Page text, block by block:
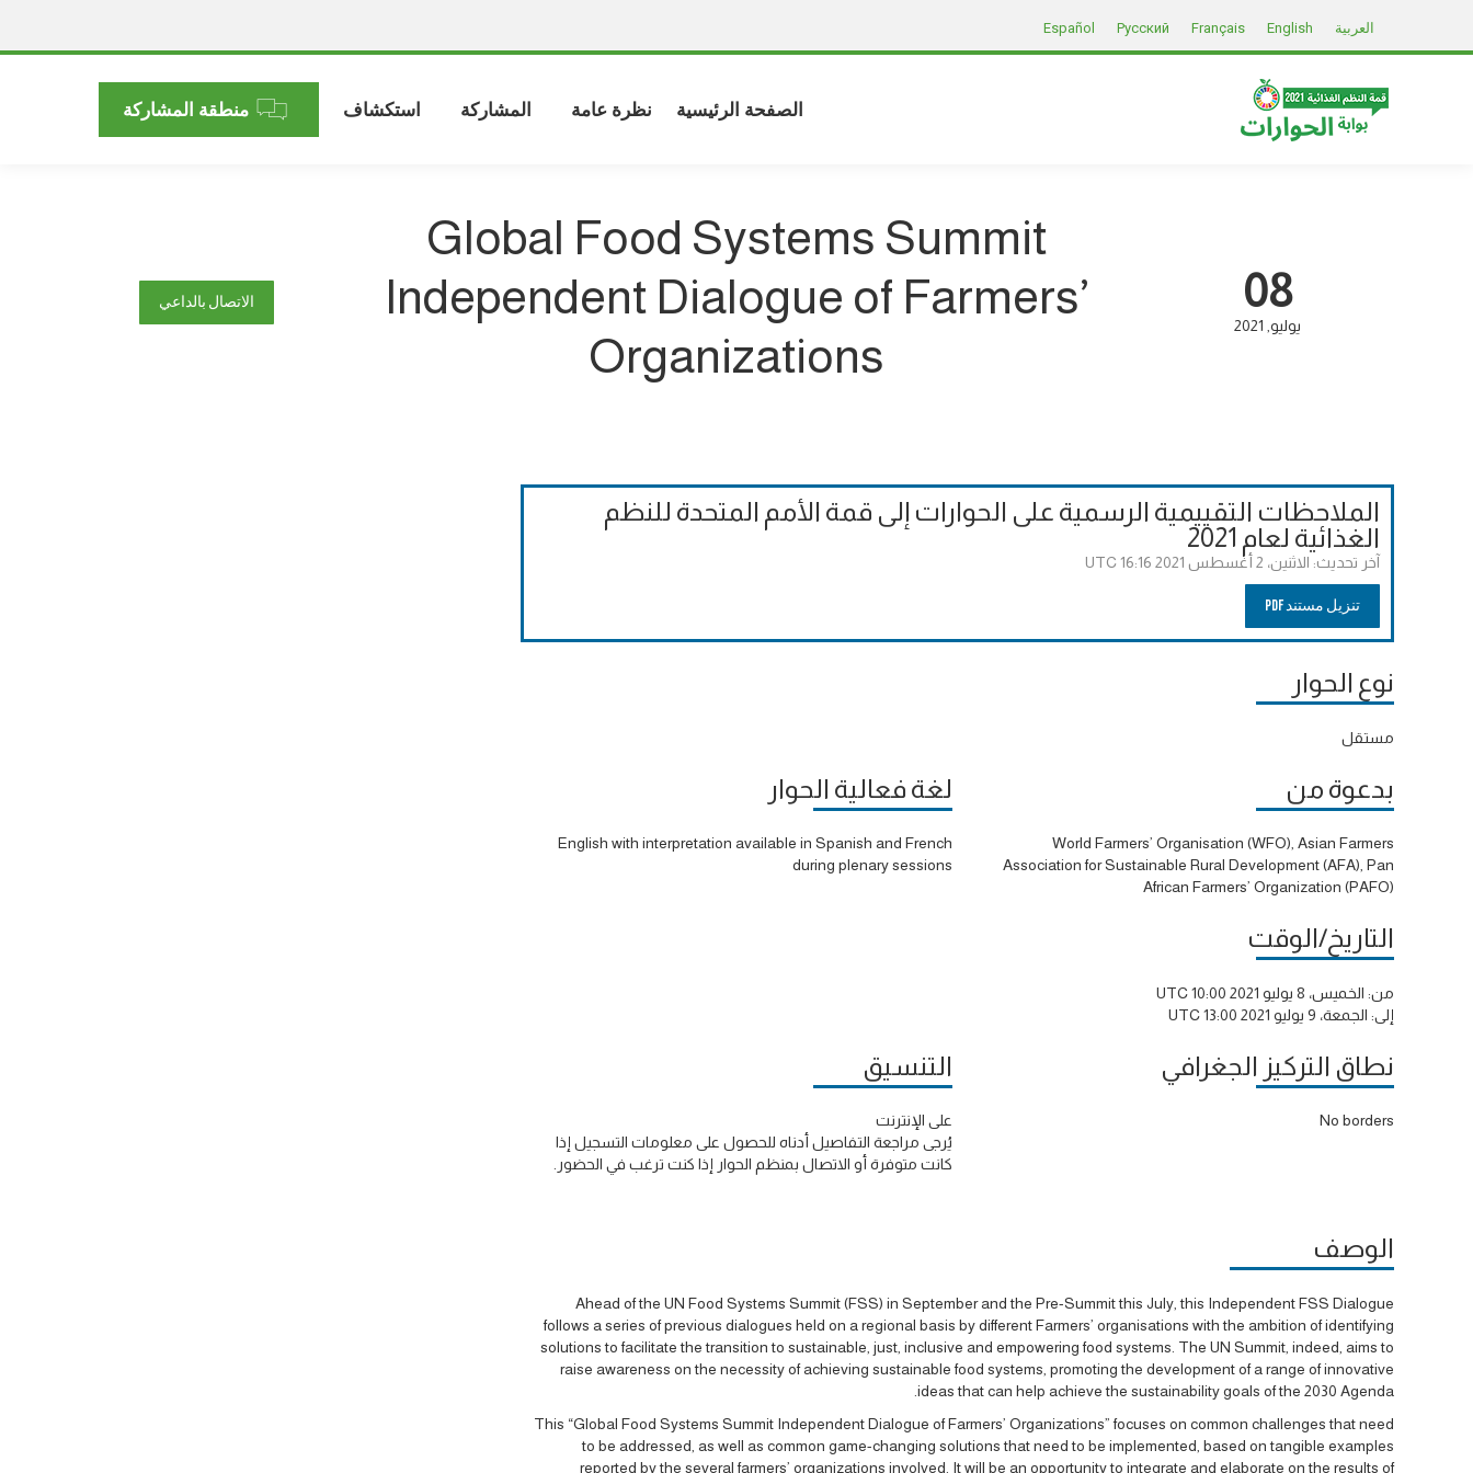
العربية English
Français
Русский
Español
الصفحة الرئيسية نظرة عامة المشاركة استكشاف منطقة المشاركة
08
يوليو 2021
Global Food Systems Summit
Independent Dialogue of Farmers’
Organizations
الاتصال بالداعي
الملاحظات التقييمية الرسمية على الحوارات إلى قمة الأمم المتحدة للنظم
الغذائية لعام 2021
آخر تحديث: الاثنين، 2 أغسطس 2021 16:16 UTC
تنزيل مستند PDF
نوع الحوار
مستقل
بدعوة من
World Farmers’ Organisation (WFO), Asian Farmers
Association for Sustainable Rural Development (AFA), Pan
African Farmers’ Organization (PAFO)
لغة فعالية الحوار
English with interpretation available in Spanish and French
during plenary sessions
التاريخ/الوقت
من: الخميس، 8 يوليو 2021 10:00 UTC
إلى: الجمعة، 9 يوليو 2021 13:00 UTC
نطاق التركيز الجغرافي
No borders
التنسيق
على الإنترنت
يُرجى مراجعة التفاصيل أدناه للحصول على معلومات التسجيل إذا
كانت متوفرة أو الاتصال بمنظم الحوار إذا كنت ترغب في الحضور.
الوصف
Ahead of the UN Food Systems Summit (FSS) in September and the Pre-Summit this July, this Independent FSS Dialogue
follows a series of previous dialogues held on a regional basis by different Farmers’ organisations with the ambition of identifying
solutions to facilitate the transition to sustainable, just, inclusive and empowering food systems. The UN Summit, indeed, aims to
raise awareness on the necessity of achieving sustainable food systems, promoting the development of a range of innovative
ideas that can help achieve the sustainability goals of the 2030 Agenda.
This “Global Food Systems Summit Independent Dialogue of Farmers’ Organizations” focuses on common challenges that need
to be addressed, as well as common game-changing solutions that need to be implemented, based on tangible examples
reported by the several farmers’ organizations involved. It will be an opportunity to integrate and elaborate on the results of